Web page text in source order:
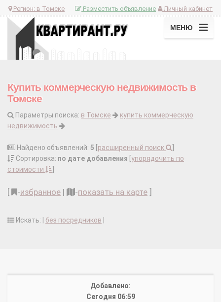
Регион: в Томске Личный кабинет
Разместить объявление
МЕНЮ
Купить коммерческую недвижимость в
Томске
Параметры поиска: в Томске
купить коммерческую
недвижимость
Найдено объявлений: 5 расширенный поиск
Сортировка: по дате добавления упорядочить по
стоимости
-избранное | -показать на карте
Искать: | без посредников
Добавлено:
Сегодня 06:59